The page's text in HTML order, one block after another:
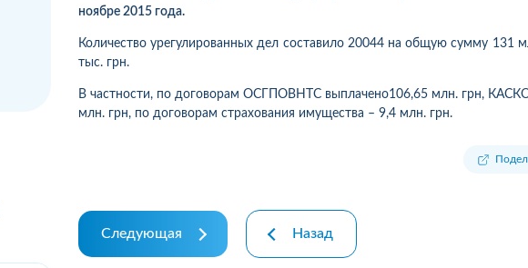
ноябре 2015 года.
Количество урегулированныхдел составило20044 наобщую сумму 131
тыс. грн.
В частности, по договорам ОС ГПОВНТС выплачено106,65 млн. грн,
млн. грн, по договорам страхования имущества – 9,4 млн. грн.
Следующая Назад